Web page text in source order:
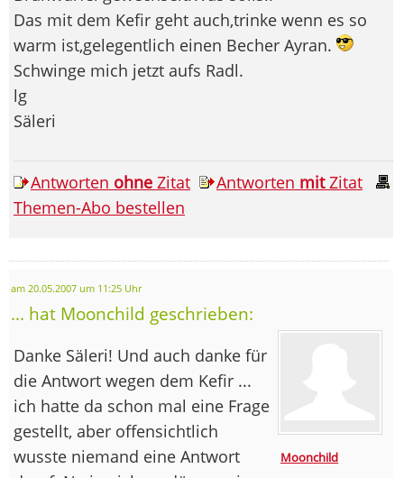
Das mit dem Kefir geht auch,trinke wenn es so
warm ist,gelegentlich einen Becher Ayran.
Schwinge mich jetzt aufs Radl.
lg
Säleri
Antworten ohne Zitat Antworten mitZitat
Themen-Abo bestellen
am 20.05.2007 um 11:25 Uhr
... hat Moonchild geschrieben:
Moonchild
Danke Säleri! Und auch danke für
die Antwort wegen dem Kefir ...
ich hatte da schon mal eine Frage
gestellt, aber offensichtlich
wusste niemand eine Antwort